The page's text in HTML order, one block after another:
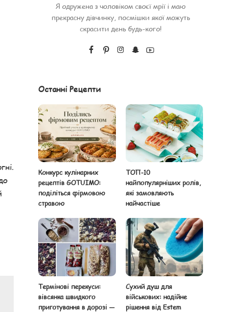
Я одружена з чоловіком своєї мрії і маю
прекрасну дівчинку, посмішки якої можуть
скрасити день будь-кого!
Останні Рецепти
Конкурс кулінарних
рецептів GOTUIMO:
поділіться фірмовою
стравою
ТОП-10
найпопулярніших ролів,
які замовляють
найчастіше
Термінові перекуси:
вівсянка швидкого
приготування в дорозі —
Сухий душ для
військових: надійне
рішення від Estem